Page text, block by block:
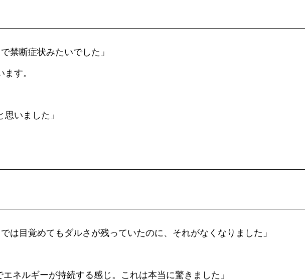
禁断症状みたいでした」
す。
いました」
は目覚めてもダルさが残っていたのに、それがなくなりました」
ネルギーが持続する感じ。これは本当に驚きました」